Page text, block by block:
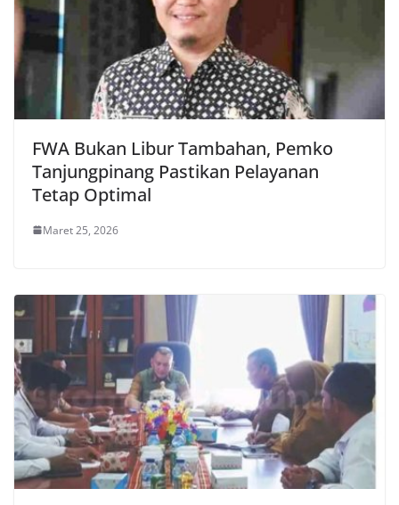
FWA Bukan Libur Tambahan, Pemko
Tanjungpinang Pastikan Pelayanan
Tetap Optimal
Maret 25, 2026